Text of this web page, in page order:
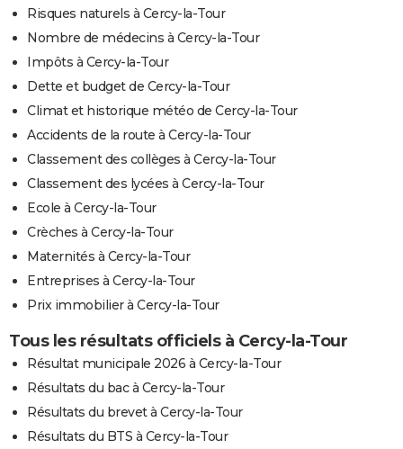
Risques naturels à Cercy-la-Tour
Nombre de médecins à Cercy-la-Tour
Impôts à Cercy-la-Tour
Dette et budget de Cercy-la-Tour
Climat et historique météo de Cercy-la-Tour
Accidents de la route à Cercy-la-Tour
Classement des collèges à Cercy-la-Tour
Classement des lycées à Cercy-la-Tour
Ecole à Cercy-la-Tour
Crèches à Cercy-la-Tour
Maternités à Cercy-la-Tour
Entreprises à Cercy-la-Tour
Prix immobilier à Cercy-la-Tour
Tous les résultats officiels à Cercy-la-Tour
Résultat municipale 2026 à Cercy-la-Tour
Résultats du bac à Cercy-la-Tour
Résultats du brevet à Cercy-la-Tour
Résultats du BTS à Cercy-la-Tour